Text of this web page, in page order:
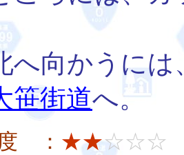
向かうには
笹街道へ。
： ★★☆☆☆